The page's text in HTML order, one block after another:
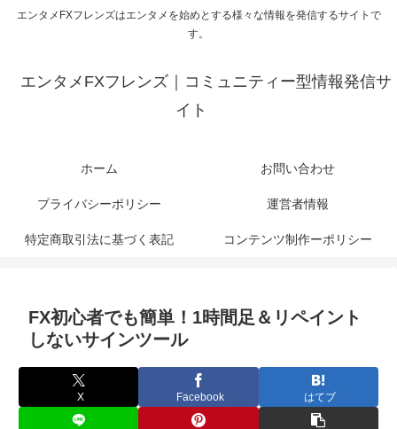
エンタメFXフレンズはエンタメを始めとする様々な情報を発信するサイトで
す。
エンタメFXフレンズ｜コミュニティー型情報発信サ
イト
ホーム お問い合わせ
プライバシーポリシー 運営者情報
特定商取引法に基づく表記 コンテンツ制作ーポリシー
FX初心者でも簡単！1時間足＆リペイント
しないサインツール
X Facebook はてブ